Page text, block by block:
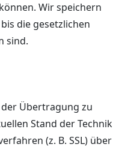
Wir speichern
die gesetzlichen
sind.
Übertragung zu
Stand der Technik
(z. B. SSL) über